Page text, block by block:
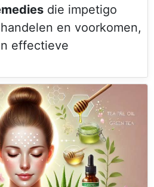
die impetigo
en voorkomen,
effectieve